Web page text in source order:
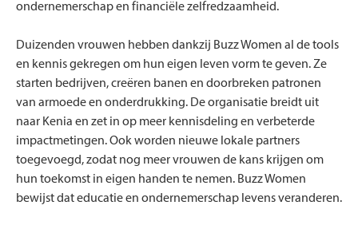
ondernemerschap en financiële zelfredzaamheid.
Duizenden vrouwen hebben dankzij Buzz Women al de tools
en kennis gekregen om hun eigen leven vorm te geven. Ze
starten bedrijven, creëren banen en doorbreken patronen
van armoede en onderdrukking. De organisatie breidt uit
naar Kenia en zet in op meer kennisdeling en verbeterde
impactmetingen. Ook worden nieuwe lokale partners
toegevoegd, zodat nog meer vrouwen de kans krijgen om
hun toekomst in eigen handen te nemen. Buzz Women
bewijst dat educatie en ondernemerschap levens veranderen.